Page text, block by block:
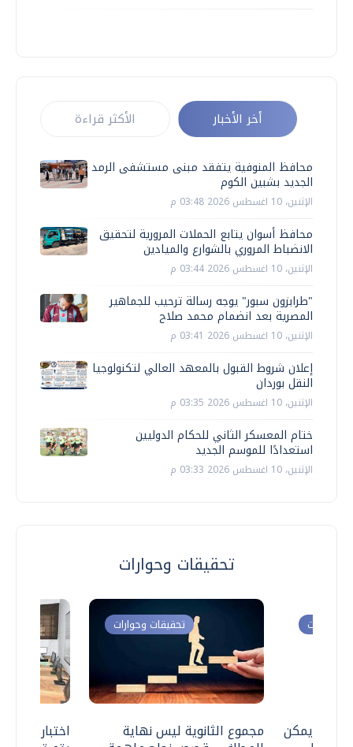
أخر الأخبار الأكثر قراءة
محافظ المنوفية يتفقد مبنى مستشفى الرمد
الجديد بشبين الكوم
الإثنين، 10 اغسطس 2026 03:48 م
محافظ أسوان يتابع الحملات المرورية لتحقيق
الانضباط المروري بالشوارع والميادين
الإثنين، 10 اغسطس 2026 03:44 م
"طرابزون سبور" يوجه رسالة ترحيب للجماهير
المصرية بعد انضمام محمد صلاح
الإثنين، 10 اغسطس 2026 03:41 م
إعلان شروط القبول بالمعهد العالي لتكنولوجيا
النقل بوردان
الإثنين، 10 اغسطس 2026 03:35 م
ختام المعسكر الثاني للحكام الدوليين
استعدادًا للموسم الجديد
الإثنين، 10 اغسطس 2026 03:33 م
تحقيقات وحوارات
اختبارات
تحقيقات وحوارات
مجموع الثانوية ليس نهاية
وحوارات
.. هل يمكن